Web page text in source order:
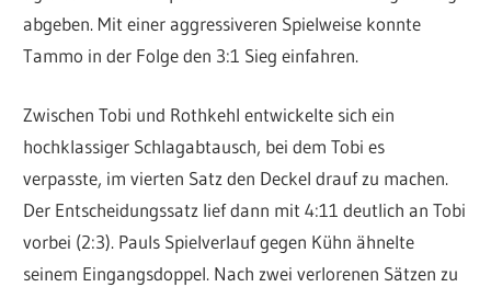
abgeben. Mit einer aggressiveren Spielweise konnte
Tammo in der Folge den 3:1 Sieg einfahren.
Zwischen Tobi und Rothkehl entwickelte sich ein
hochklassiger Schlagabtausch, bei dem Tobi es
verpasste, im vierten Satz den Deckel drauf zu machen.
Der Entscheidungssatz lief dann mit 4:11 deutlich an Tobi
vorbei (2:3). Pauls Spielverlauf gegen Kühn ähnelte
seinem Eingangsdoppel. Nach zwei verlorenen Sätzen zu